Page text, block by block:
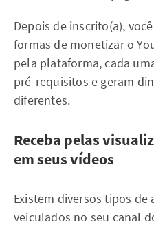
Depois de inscrito(a),
formas de monetizar o
pela plataforma, cada
pré-requisitos e geram
diferentes.
Receba pelas
em seus vídeos
Existem diversos tipos
veiculados no seu canal